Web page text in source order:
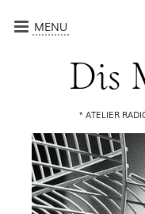
MENU
ATELIERS
QUI SOMMES-NOUS
CALENDRIER
CONTACT
Dis
ATELIER